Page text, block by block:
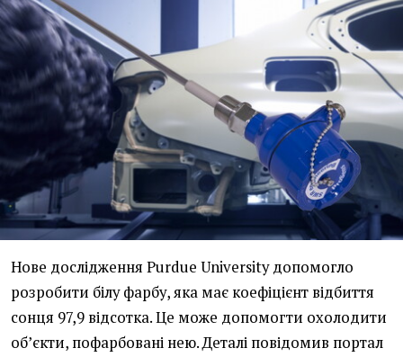
Нове дослідження Purdue University допомогло
розробити білу фарбу, яка має коефіцієнт відбиття
сонця 97,9 відсотка. Це може допомогти охолодити
об’єкти, пофарбовані нею. Деталі повідомив портал